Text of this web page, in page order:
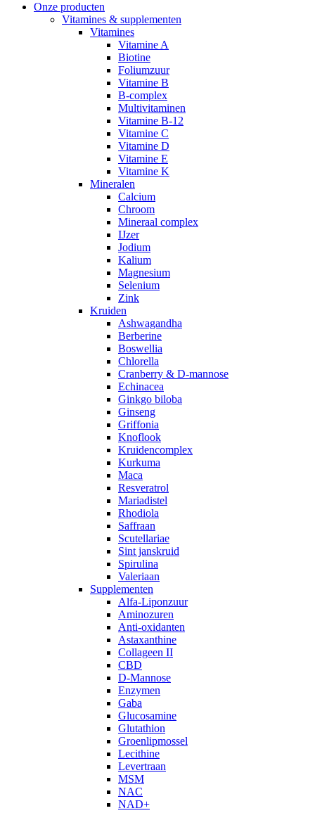
Onze producten
Vitamines & supplementen
Vitamines
Vitamine A
Biotine
Foliumzuur
Vitamine B
B-complex
Multivitaminen
Vitamine B-12
Vitamine C
Vitamine D
Vitamine E
Vitamine K
Mineralen
Calcium
Chroom
Mineraal complex
IJzer
Jodium
Kalium
Magnesium
Selenium
Zink
Kruiden
Ashwagandha
Berberine
Boswellia
Chlorella
Cranberry & D-mannose
Echinacea
Ginkgo biloba
Ginseng
Griffonia
Knoflook
Kruidencomplex
Kurkuma
Maca
Resveratrol
Mariadistel
Rhodiola
Saffraan
Scutellariae
Sint janskruid
Spirulina
Valeriaan
Supplementen
Alfa-Liponzuur
Aminozuren
Anti-oxidanten
Astaxanthine
Collageen II
CBD
D-Mannose
Enzymen
Gaba
Glucosamine
Glutathion
Groenlipmossel
Lecithine
Levertraan
MSM
NAC
NAD+